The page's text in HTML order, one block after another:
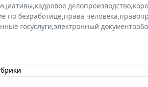
,кадровое делопроизводство,
по безработице,права человека,
госуслуги,электронный